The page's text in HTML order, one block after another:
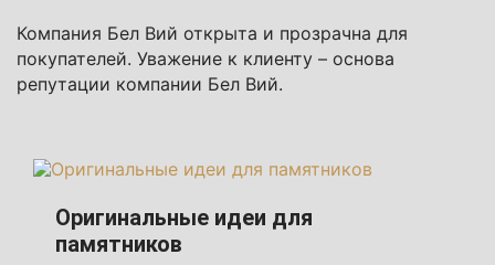
Компания Бел Вий открыта и прозрачна для
покупателей. Уважение к клиенту – основа
репутации компании Бел Вий.
Оригинальные идеи для
памятников